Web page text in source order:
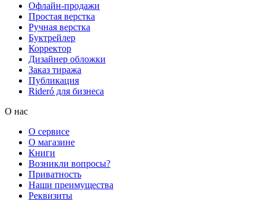
Офлайн-продажи
Простая верстка
Ручная верстка
Буктрейлер
Корректор
Дизайнер обложки
Заказ тиража
Публикация
Rideró для бизнеса
О нас
О сервисе
О магазине
Книги
Возникли вопросы?
Приватность
Наши преимущества
Реквизиты